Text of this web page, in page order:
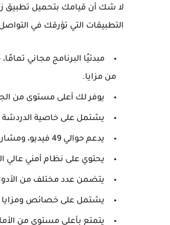
لا شك أن قيامك بتحميل تطبيق
التطبيقات التي تؤرقك في
مبدئيًا البرنامج مجاني
من مزايا.
يوفر لك أعلى مستوى من
يشتمل على خاصية الدردشة
يدعم حوالي 49 فيديو، ومشاركته لـ 1000 عضو.
يحتوي على نظام أمني عالي
يتضمن عدد مختلف من
يشتمل على خصائص ومزايا
يتمتع بأعلى مستوى من